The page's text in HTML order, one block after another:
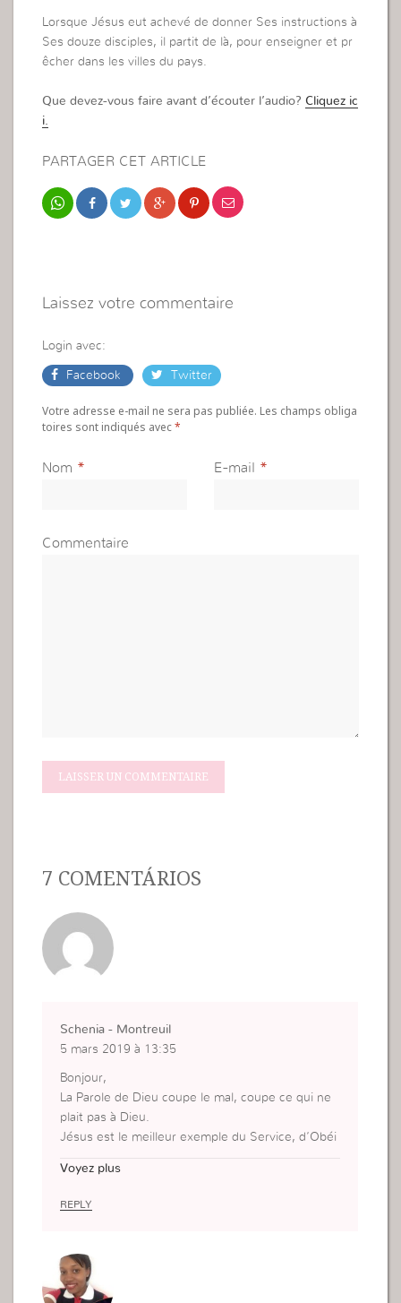
Lorsque Jésus eut achevé de donner Ses instructions à
Ses douze disciples, il partit de là, pour enseigner et pr
êcher dans les villes du pays.
Que devez-vous faire avant d’écouter l’audio?Cliquez ic
i.
PARTAGER CET ARTICLE
Laissez votre commentaire
Login avec:
Facebook Twitter
Votre adresse e-mail ne sera pas publiée. Les champs obliga
toires sont indiqués avec*
Nom * E-mail *
Commentaire
7 COMENTÁRIOS
Schenia - Montreuil
5 mars 2019 à 13:35
Bonjour,
La Parole de Dieu coupe le mal, coupe ce qui ne
plait pas à Dieu.
Jésus est le meilleur exemple du Service, d’Obéi
Jésus servait, enseignait, apprenais et cherchait
sponsabilité dans une église mais à ce que mon s
ervice pour Lui soit comme IL le veut.
je dois me préoccuper avec ce qui est important.
Voyez plus
REPLY